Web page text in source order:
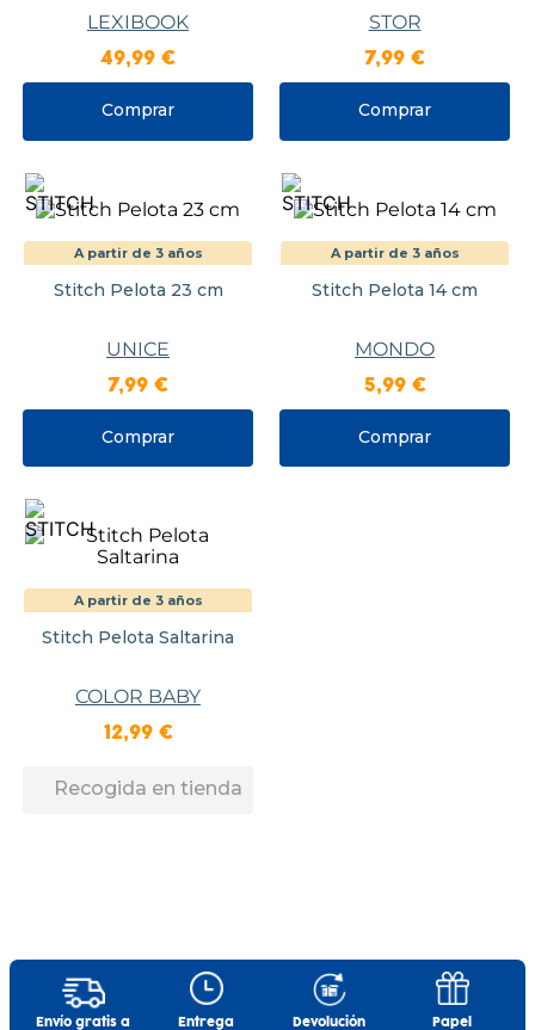
LEXIBOOK
49,99 €
Comprar
STOR
7,99 €
Comprar
A partir de 3 años
Stitch Pelota 23 cm
UNICE
7,99 €
Comprar
A partir de 3 años
Stitch Pelota 14 cm
MONDO
5,99 €
Comprar
A partir de 3 años
Stitch Pelota Saltarina
COLOR BABY
12,99 €
Recogida en tienda
Envío gratis a
Entrega
Devolución
Papel